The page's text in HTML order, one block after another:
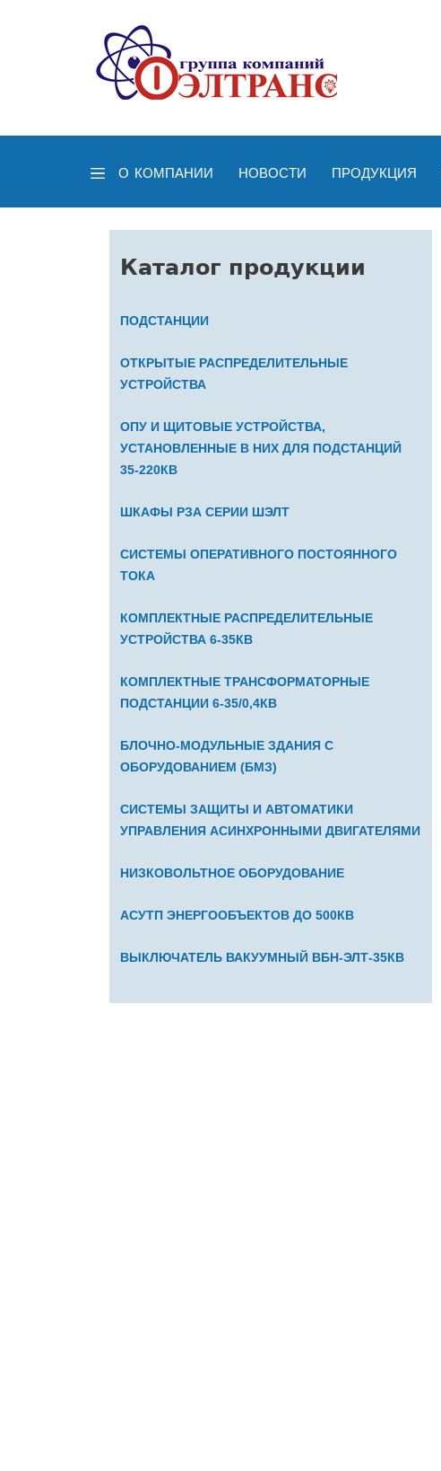
О КОМПАНИИ НОВОСТИ ПРОДУКЦИЯ
Каталог продукции
ПОДСТАНЦИИ
ОТКРЫТЫЕ РАСПРЕДЕЛИТЕЛЬНЫЕ
УСТРОЙСТВА
ОПУ И ЩИТОВЫЕ УСТРОЙСТВА,
УСТАНОВЛЕННЫЕ В НИХ ДЛЯ ПОДСТАНЦИЙ
35-220КВ
ШКАФЫ РЗА СЕРИИ ШЭЛТ
СИСТЕМЫ ОПЕРАТИВНОГО ПОСТОЯННОГО
ТОКА
КОМПЛЕКТНЫЕ РАСПРЕДЕЛИТЕЛЬНЫЕ
УСТРОЙСТВА 6-35КВ
КОМПЛЕКТНЫЕ ТРАНСФОРМАТОРНЫЕ
ПОДСТАНЦИИ 6-35/0,4КВ
БЛОЧНО-МОДУЛЬНЫЕ ЗДАНИЯ С
ОБОРУДОВАНИЕМ (БМЗ)
СИСТЕМЫ ЗАЩИТЫ И АВТОМАТИКИ
УПРАВЛЕНИЯ АСИНХРОННЫМИ ДВИГАТЕЛЯМИ
НИЗКОВОЛЬТНОЕ ОБОРУДОВАНИЕ
АСУТП ЭНЕРГООБЪЕКТОВ ДО 500КВ
ВЫКЛЮЧАТЕЛЬ ВАКУУМНЫЙ ВБН-ЭЛТ-35КВ